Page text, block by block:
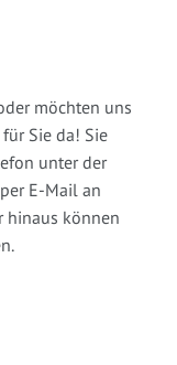
möchten uns
Sie da! Sie
unter der
E-Mail an
hinaus können